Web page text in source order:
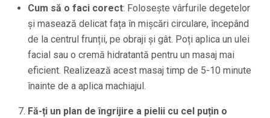
Cum să o faci corect: Folosește vârfurile degetelor
și masează delicat fața în mișcări circulare, începând
de la centrul frunții, pe obraji și gât. Poți aplica un ulei
facial sau o cremă hidratantă pentru un masaj mai
eficient. Realizează acest masaj timp de 5-10 minute
înainte de a aplica machiajul.
Fă-ți un plan de îngrijire a pielii cu cel puțin o